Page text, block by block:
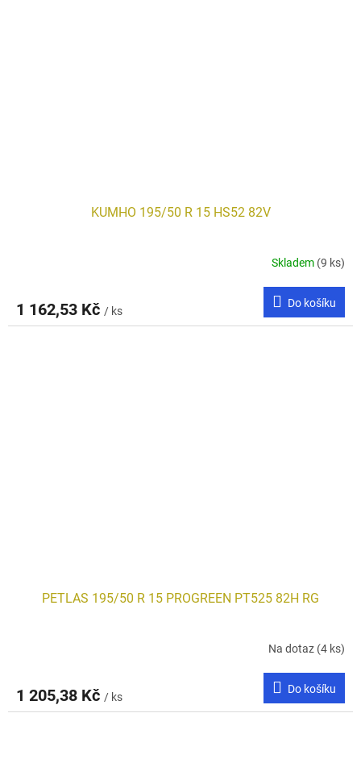
KUMHO 195/50 R 15 HS52 82V
Skladem (9 ks)
1 162,53 Kč / ks
Do košíku
PETLAS 195/50 R 15 PROGREEN PT525 82H RG
Na dotaz (4 ks)
1 205,38 Kč / ks
Do košíku